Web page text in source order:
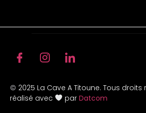
© 2025 La Cave A Titoune. Tous droits
réalisé avec
par Datcom